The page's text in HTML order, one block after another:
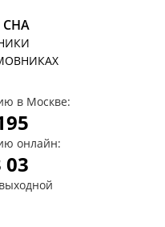
в Москве:
онлайн:
03